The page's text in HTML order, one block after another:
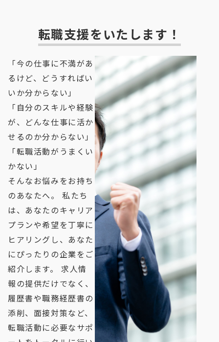
転職支援をいたします！
「今の仕事に不満があ
るけど、どうすればい
いか分からない」
「自分のスキルや経験
が、どんな仕事に活か
せるのか分からない」
「転職活動がうまくい
かない」
そんなお悩みをお持ち
のあなたへ。 私たち
は、あなたのキャリア
プランや希望を丁寧に
ヒアリングし、あなた
にぴったりの企業をご
紹介します。 求人情
報の提供だけでなく、
履歴書や職務経歴書の
添削、面接対策など、
転職活動に必要なサポ